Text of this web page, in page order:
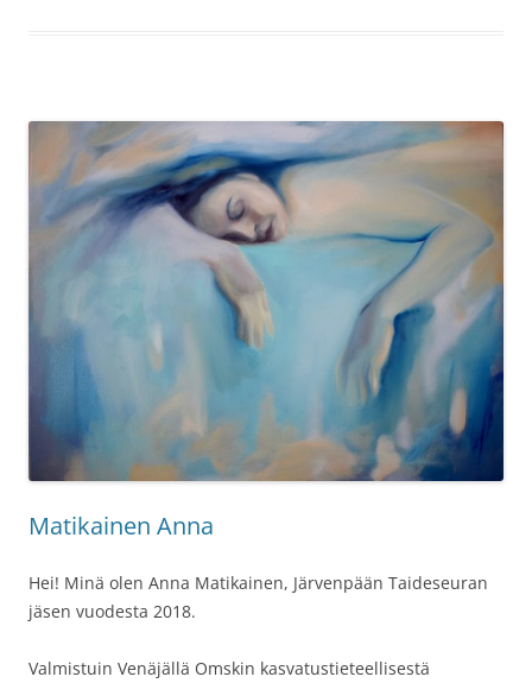
Matikainen Anna
Hei! Minä olen Anna Matikainen, Järvenpään Taideseuran
jäsen vuodesta 2018.
Valmistuin Venäjällä Omskin kasvatustieteellisestä